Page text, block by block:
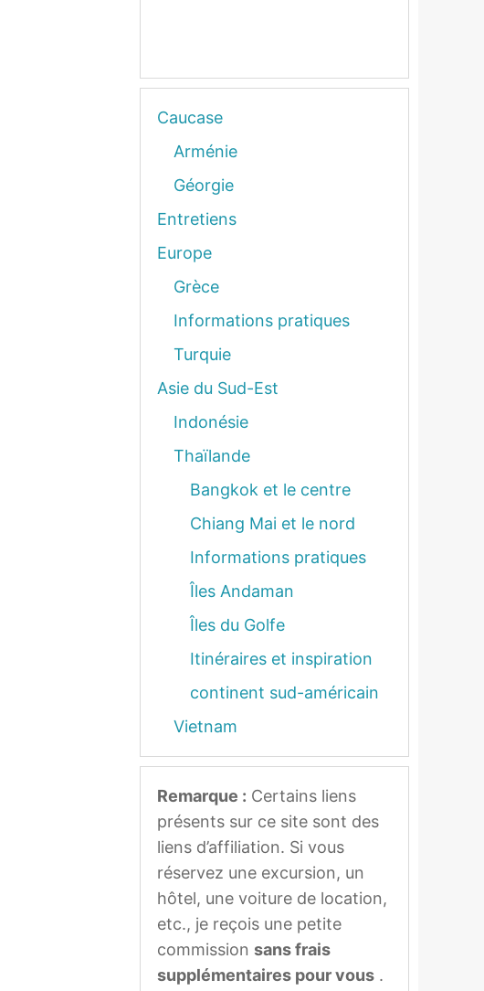
Caucase
Arménie
Géorgie
Entretiens
Europe
Grèce
Informations pratiques
Turquie
Asie du Sud-Est
Indonésie
Thaïlande
Bangkok et le centre
Chiang Mai et le nord
Informations pratiques
Îles Andaman
Îles du Golfe
Itinéraires et inspiration
continent sud-américain
Vietnam
Remarque : Certains liens
présents sur ce site sont des
liens d’affiliation. Si vous
réservez une excursion, un
hôtel, une voiture de location,
etc., je reçois une petite
commission sans frais
supplémentaires pour vous .